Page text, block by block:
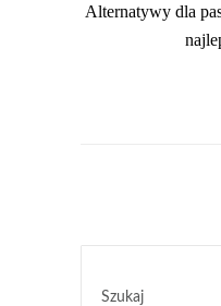
Alternatywy dla
Szukaj